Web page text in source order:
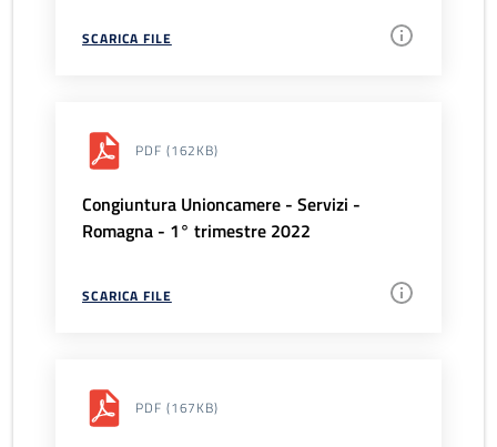
SCARICA FILE
PDF (162KB)
Congiuntura Unioncamere - Servizi -
Romagna - 1° trimestre 2022
SCARICA FILE
PDF (167KB)